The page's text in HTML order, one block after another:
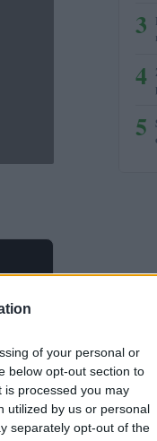
of your personal or
below opt-out section to
processed you may
utilized by us or personal
separately opt-out of the
3
4
5